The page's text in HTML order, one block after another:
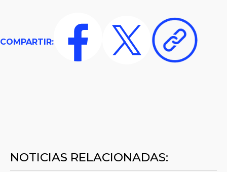
COMPARTIR:
NOTICIAS RELACIONADAS: